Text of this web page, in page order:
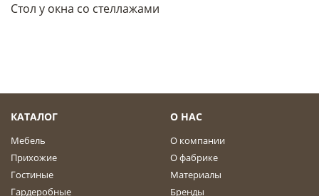
Стол у окна со стеллажами
КАТАЛОГ
Мебель
Прихожие
Гостиные
Гардеробные
О НАС
О компании
О фабрике
Материалы
Бренды